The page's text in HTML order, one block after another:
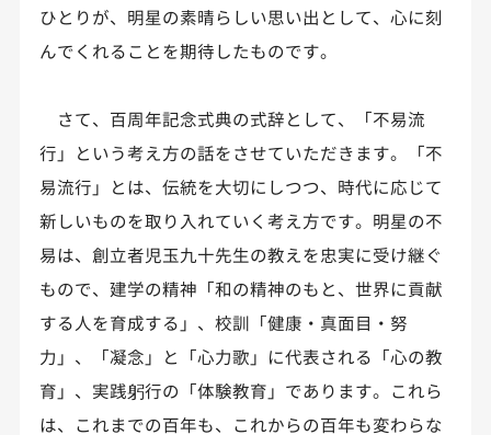
ひとりが、明星の素晴らしい思い出として、心に刻
んでくれることを期待したものです。
さて、百周年記念式典の式辞として、「不易流
行」という考え方の話をさせていただきます。「不
易流行」とは、伝統を大切にしつつ、時代に応じて
新しいものを取り入れていく考え方です。明星の不
易は、創立者児玉九十先生の教えを忠実に受け継ぐ
もので、建学の精神「和の精神のもと、世界に貢献
する人を育成する」、校訓「健康・真面目・努
力」、「凝念」と「心力歌」に代表される「心の教
育」、実践躬行の「体験教育」であります。これら
は、これまでの百年も、これからの百年も変わらな